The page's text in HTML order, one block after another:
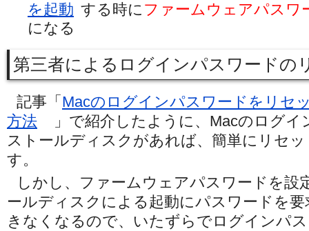
を起動 する時に ファームウェアパスワ
になる
第三者によるログインパスワードの
記事「 Macのログインパスワードをリセ
方法
」で紹介したように、Macのログ
ストールディスクがあれば、簡単にリセ
す。
しかし、ファームウェアパスワードを設
ールディスクによる起動にパスワードを
きなくなるので、いたずらでログインパ